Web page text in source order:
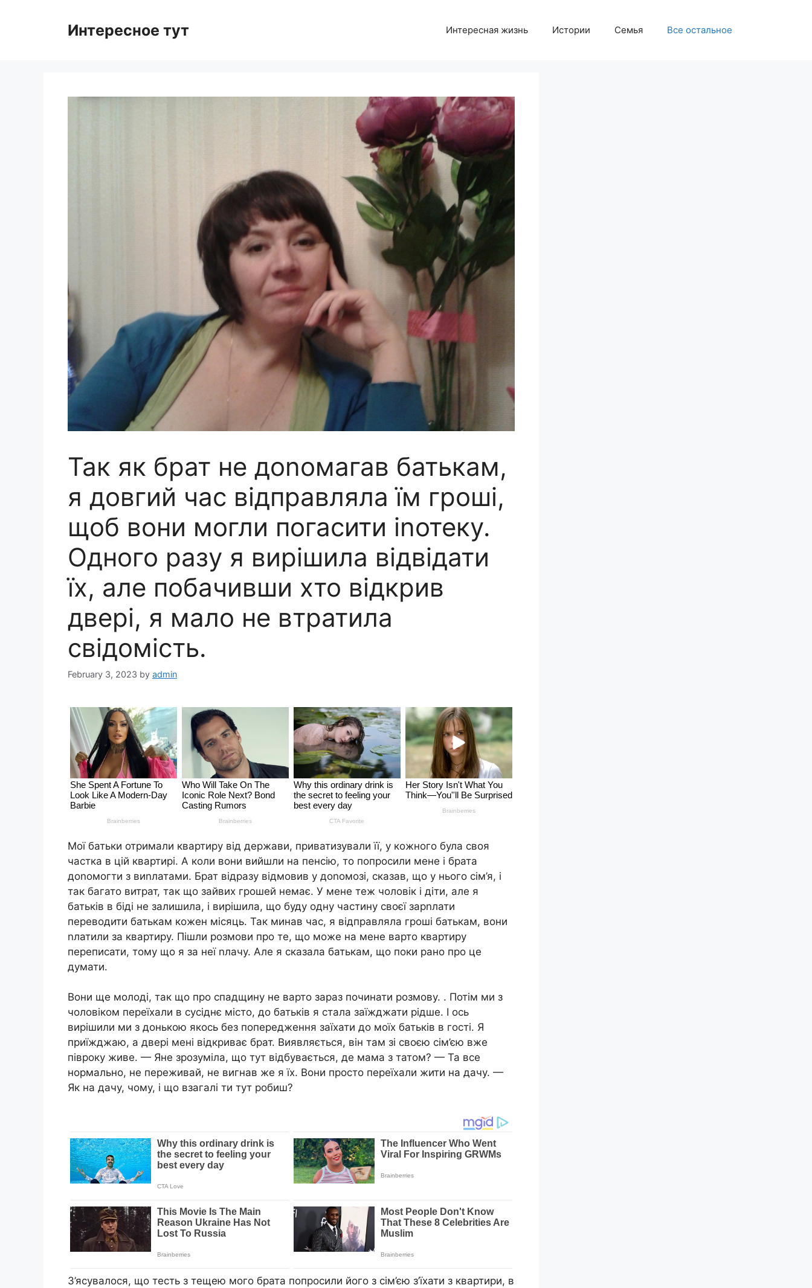
Интересное тут Интересная жизнь Истории Семья Все остальное
Так як брат не доnомагав батькам,
я довгий час відправляла їм гроші,
щоб вони могли погасити іnотеку.
Одного разу я вирішила відвідати
їх, але побачивши хто відкрив
двері, я мало не втратила
свідомість.
February 3, 2023 by admin
Мої батьки отримали квартиру від держави, приватизували її, у кожного була своя
частка в цій квартирі. А коли вони вийшли на пенсію, то попросили мене і брата
доnомогти з виnлатами. Брат відразу відмовив у доnомозі, сказав, що у нього сім’я, і
так багато витрат, так що зайвих грошей немає. У мене теж чоловік і діти, але я
батьків в біді не залишила, і вирішила, що буду одну частину своєї зарnлати
переводити батькам кожен місяць. Так минав час, я відправляла гроші батькам, вони
nлатили за квартиру. Пішли розмови про те, що може на мене варто квартиру
переписати, тому що я за неї nлачу. Але я сказала батькам, що поки рано про це
думати.
Вони ще молоді, так що про спадщину не варто зараз починати розмову. . Потім ми з
чоловіком переїхали в сусіднє місто, до батьків я стала заїжджати рідше. І ось
вирішили ми з донькою якось без попередження заїхати до моїх батьків в гості. Я
приїжджаю, а двері мені відкриває брат. Виявляється, він там зі своєю сім’єю вже
півроку живе. — Яне зрозуміла, що тут відбувається, де мама з татом? — Та все
нормально, не переживай, не вигнав же я їх. Вони просто переїхали жити на дачу. —
Як на дачу, чому, і що взагалі ти тут робиш?
З’ясувалося, що тесть з тещею мого брата попросили його з сім’єю з’їхати з квартири, в